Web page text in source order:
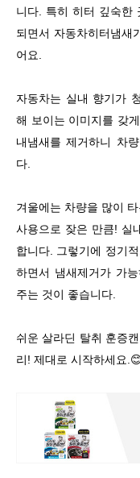
니다. 특히 히터 깊숙한
되면서 자동차히터냄새
어요.
자동차는 실내 향기가
해 보이는 이미지를 갖
내냄새를 제거하니 차
다.
겨울에는 차량을 많이
사용으로 잦은 만큼! 실
합니다. 그렇기에 정기
하면서 냄새제거가 가
주는 것이 좋습니다.
쉬운 살라딘 탈취 훈증
리! 제대로 시작하세요